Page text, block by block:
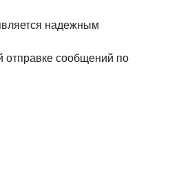
надежным
отправке сообщений по